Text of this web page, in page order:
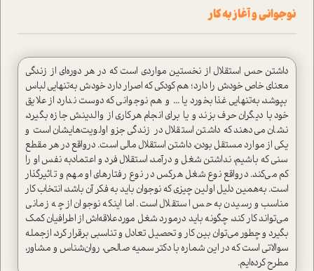
نوجواني و آغاز به كار
داشتن حس استقلال از نخستين مواردی است كه در هر دوره‌اي ‌از زندگي
معناي خاص خودش را دارد؛ هم كودكي كه اصرار دارد خودش به‌تنهايي لباس‌
بپوشد‌، به‌تنهايي غذا بخورد يا ... و هم نوجواني كه‌ دوست ندارد از علايق‌
خود‌ با ديگران حرف بزند‌ و يا براي انجام هر‌كاري از والدينش جازه بگيرد،
نشان می‌دهند که داشتن استقلال در زندگی جزو اولویت‌هایشان است و
یکی از موارد مستقل بودن، داشتن استقلال مالی است. درواقع در هر مقطع
سني كه باشيم، نداشتن‌ شغل و درآمد‌، استقلال فرد و اعتمادبه‌ ‌نفس او را
کم می‌کند. در‌واقع نوع شغل هركس در نوع رفتارهای او مهم و تاثيرگذار
است. به‌همين دليل ‌اولین چيزي ‌كه نوجوان بايد به فكر‌ آن باشد، انتخاب كار
مناسب و رسيدن به حس استقلال است‌. اما اینکه نوجوان از چه زمانی
می‌تواند کار کند، چگونه باید درمورد شغل موردعلاقه‌اش از اطرافیان کمک
بگیرد و چطور مي‌توان بين كار و تحصيل تعادل و تناسبي برقرار كرد، ازجمله
سوالاتی است که در این شماره با دكتر سميه صالحي، روان‌شناس و مشاور،
مطرح کرده‌ایم.